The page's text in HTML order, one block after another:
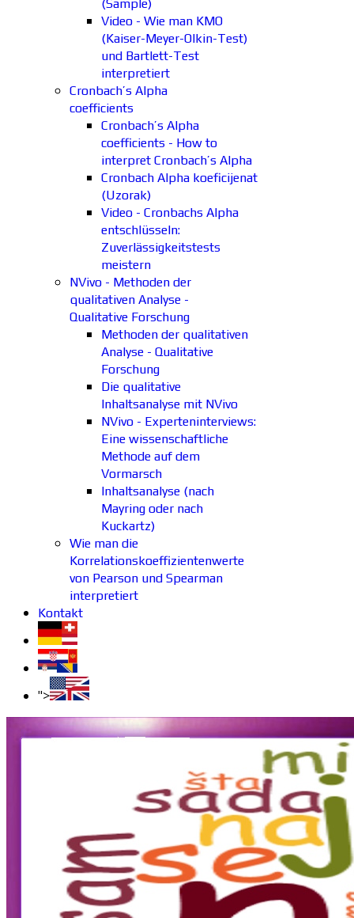
(Sample)
Video - Wie man KMO
(Kaiser-Meyer-Olkin-Test)
und Bartlett-Test
interpretiert
Cronbach’s Alpha
coefficients
Cronbach’s Alpha
coefficients - How to
interpret Cronbach’s Alpha
Cronbach Alpha koeficijenat
(Uzorak)
Video - Cronbachs Alpha
entschlüsseln:
Zuverlässigkeitstests
meistern
NVivo - Methoden der
qualitativen Analyse -
Qualitative Forschung
Methoden der qualitativen
Analyse - Qualitative
Forschung
Die qualitative
Inhaltsanalyse mit NVivo
NVivo - Experteninterviews:
Eine wissenschaftliche
Methode auf dem
Vormarsch
Inhaltsanalyse (nach
Mayring oder nach
Kuckartz)
Wie man die
Korrelationskoeffizientenwerte
von Pearson und Spearman
interpretiert
Kontakt
">